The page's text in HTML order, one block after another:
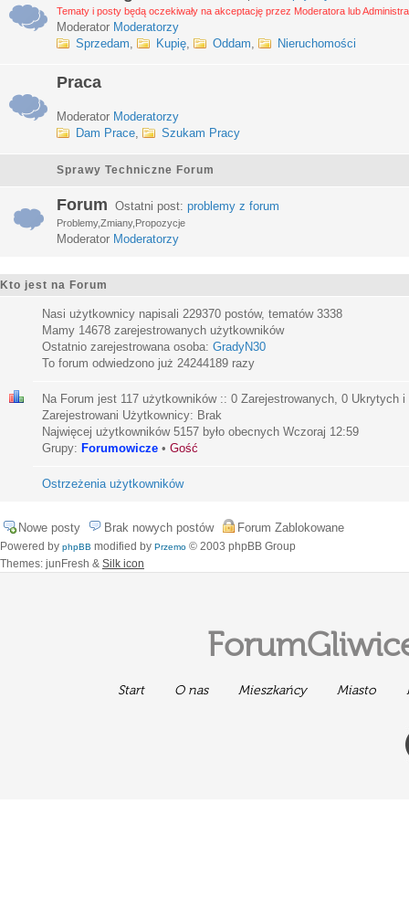
Tematy i posty będą oczekiwały na akceptację przez Moderatora lub
Moderator Moderatorzy
Sprzedam, Kupię, Oddam, Nieruchomości
Praca
Moderator Moderatorzy
Dam Prace, Szukam Pracy
Sprawy Techniczne Forum
Forum Ostatni post: problemy z forum
Problemy,Zmiany,Propozycje
Moderator Moderatorzy
Kto jest na Forum
Nasi użytkownicy napisali 229370 postów, tematów 3338
Mamy 14678 zarejestrowanych użytkowników
Ostatnio zarejestrowana osoba: GradyN30
To forum odwiedzono już 24244189 razy
Na Forum jest 117 użytkowników :: 0 Zarejestrowanych, 0 Ukrytych i
Zarejestrowani Użytkownicy: Brak
Najwięcej użytkowników 5157 było obecnych Wczoraj 12:59
Grupy: Forumowicze • Gość
Ostrzeżenia użytkowników
Nowe posty Brak nowych postów Forum Zablokowane
Powered by phpBB modified by Przemo © 2003 phpBB Group
Themes: junFresh & Silk icon
Start O nas Mieszkańcy Miasto